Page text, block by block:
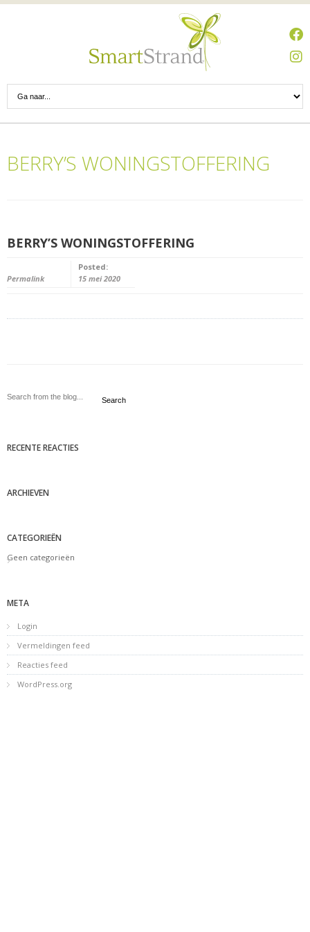
BERRY’S WONINGSTOFFERING
BERRY’S WONINGSTOFFERING
Permalink
Posted:
15 mei 2020
Search
RECENTE REACTIES
ARCHIEVEN
CATEGORIEËN
Geen categorieën
META
Login
Vermeldingen feed
Reacties feed
WordPress.org